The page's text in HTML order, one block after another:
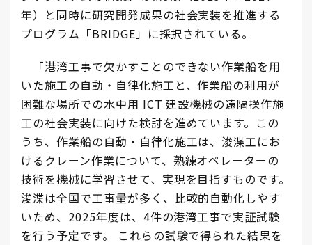
年）と同時に研究開発成果の社会実装を推進する
プログラム「BRIDGE」に採択されている。
「港湾工事で欠かすことのできない作業船を用
いた施工の自動・自律化施工と、作業船の利用が
困難な場所での水中用 ICT 建設機械の遠隔操作施
工の社会実装に向けた検討を進めています。この
うち、作業船の自動・自律化施工は、浚渫工にお
けるクレーン作業について、熟練オペレーターの
技術を機械に学習させて、実現を目指すものです。
浚渫は全国で工事量が多く、比較的自動化しやす
いため、2025年度は、4件の港湾工事で実証試験
を行う予定です。 これらの試験で得られた結果を